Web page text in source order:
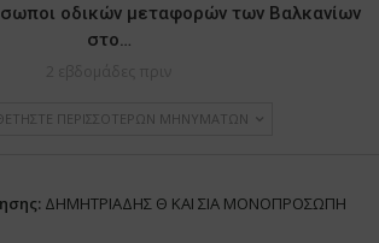
οδικών μεταφορών των Βαλκανίων
στο…
ΠΕΡΙΣΣΌΤΕΡΩΝ ΜΗΝΥΜΆΤΩΝ
ΔΗΜΗΤΡΙΑΔΗΣ Θ ΚΑΙ ΣΙΑ ΜΟΝΟΠΡΟΣΩΠΗ